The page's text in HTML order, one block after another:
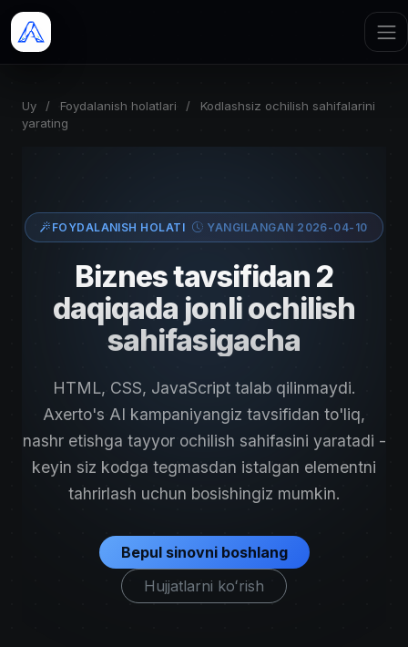
Uy / Foydalanish holatlari /
Kodlashsiz ochilish sahifalarini
yarating
FOYDALANISH HOLATI YANGILANGAN 2026-04-10
Biznes tavsifidan 2
daqiqada jonli ochilish
sahifasigacha
HTML, CSS, JavaScript talab qilinmaydi.
Axerto's AI kampaniyangiz tavsifidan to'liq,
nashr etishga tayyor ochilish sahifasini yaratadi -
keyin siz kodga tegmasdan istalgan elementni
tahrirlash uchun bosishingiz mumkin.
Bepul sinovni boshlang
Hujjatlarni koʻrish